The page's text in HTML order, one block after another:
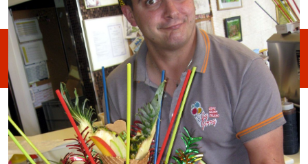
© Caffe Gelato Italiano by Jerry 2026, Powered by net@talk -
Realized by Martin Schmaus